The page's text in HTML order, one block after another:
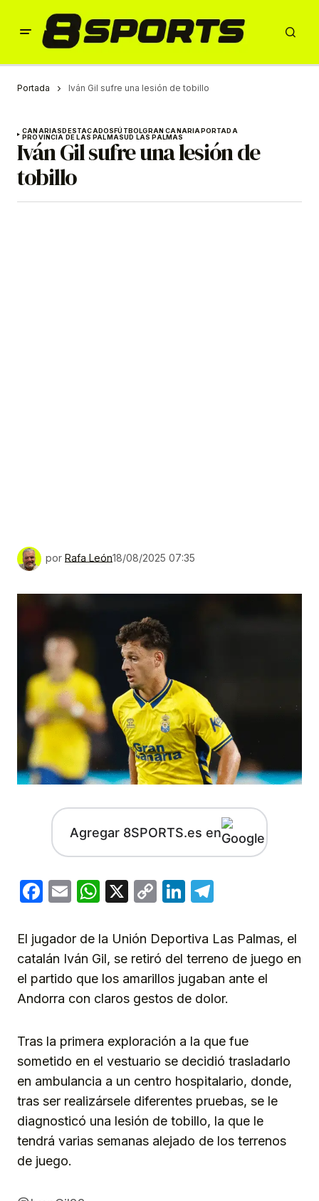
Portada Iván Gil sufre una lesión de tobillo
CANARIASDESTACADOSFÚTBOLGRAN CANARIAPORTADA
PROVINCIA DE LAS PALMASUD LAS PALMAS
Iván Gil sufre una lesión de
tobillo
por Rafa León18/08/2025 07:35
Agregar 8SPORTS.es en
Facebook
EmailWhatsApp
X
CopyLinkedIn
El jugador de la Unión Deportiva Las Palmas, el
catalán Iván Gil, se retiró del terreno de juego en
el partido que los amarillos jugaban ante el
Andorra con claros gestos de dolor.
Tras la primera exploración a la que fue
sometido en el vestuario se decidió trasladarlo
en ambulancia a un centro hospitalario, donde,
tras ser realizársele diferentes pruebas, se le
diagnosticó una lesión de tobillo, la que le
tendrá varias semanas alejado de los terrenos
de juego.